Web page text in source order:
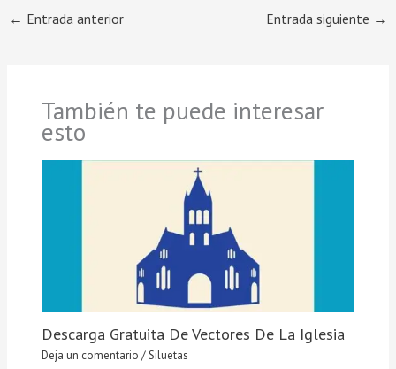
← Entrada anterior Entrada siguiente →
También te puede interesar
esto
Descarga Gratuita De Vectores De La Iglesia
Deja un comentario /Siluetas